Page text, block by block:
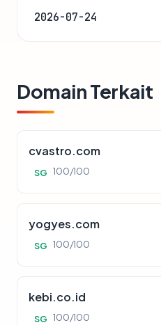
2026-07-24
Domain Terkait
cvastro.com
SG 100/100
yogyes.com
SG 100/100
kebi.co.id
SG 100/100